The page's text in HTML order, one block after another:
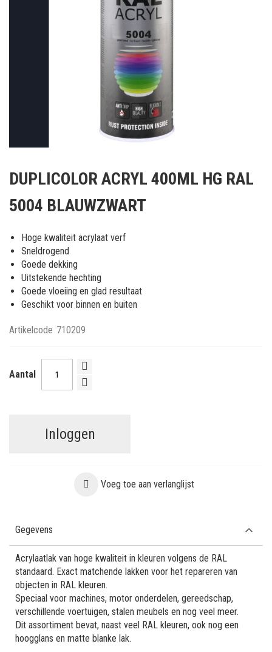
het
van
afbeeldingen-
gallerij
DUPLICOLOR ACRYL 400ML HG RAL
5004 BLAUWZWART
Hoge kwaliteit acrylaat verf
Sneldrogend
Goede dekking
Uitstekende hechting
Goede vloeiing en glad resultaat
Geschikt voor binnen en buiten
Artikelcode 710209
Aantal
Inloggen
Voeg toe aan verlanglijst
Gegevens
Acrylaatlak van hoge kwaliteit in kleuren volgens de RAL
standaard. Exact matchende lakken voor het repareren van
objecten in RAL kleuren.
Speciaal voor machines, motor onderdelen, gereedschap,
verschillende voertuigen, stalen meubels en nog veel meer.
Dit assortiment bevat, naast veel RAL kleuren, ook nog een
hoogglans en matte blanke lak.